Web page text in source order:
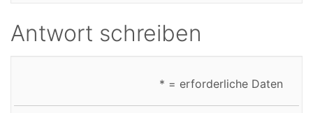
Antwort schreiben
* = erforderliche Daten